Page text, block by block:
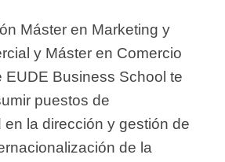
Máster en Marketing y
y Máster en Comercio
EUDE Business School te
puestos de
en la dirección y gestión de
de la